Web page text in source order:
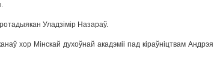
Уладзімір Назараў.
хор Мінскай духоўнай акадэміі пад кіраўніцтвам Андрэя